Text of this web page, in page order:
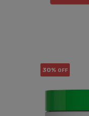
30% OFF